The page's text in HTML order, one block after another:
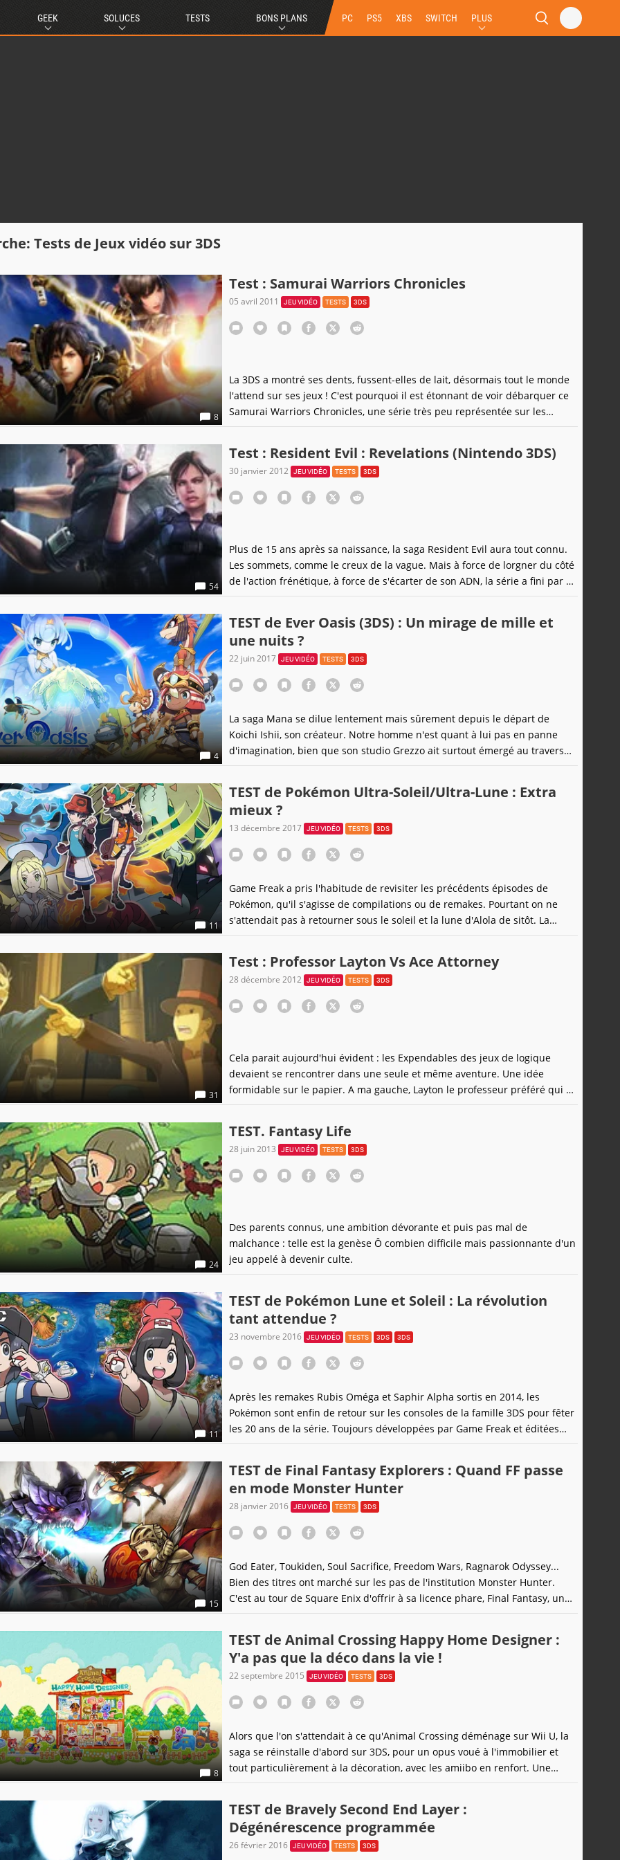
GEEK SOLUCES TESTS BONS PLANS PC PS5 XBS SWITCH PLUS
Tests de Jeux vidéo sur 3DS
8
Test : Samurai Warriors Chronicles
05 avril 2011 JEU VIDÉO TESTS 3DS
La 3DS a montré ses dents, fussent-elles de lait, désormais tout le monde
l'attend sur ses jeux ! C'est pourquoi il est étonnant de voir débarquer ce
Samurai Warriors Chronicles, une série très peu représentée sur les
consoles Nintendo et qui n'a jamais déplacé des foules de ce côté de
3D ? Rien
54
Test : Resident Evil : Revelations (Nintendo 3DS)
30 janvier 2012 JEU VIDÉO TESTS 3DS
Plus de 15 ans après sa naissance, la saga Resident Evil aura tout connu.
Les sommets, comme le creux de la vague. Mais à force de lorgner du côté
de l'action frénétique, à force de s'écarter de son ADN, la série a fini par se
perdre aux yeux de ses fans les plus convaincus. Perdue en eaux troubles
épisode
4
TEST de Ever Oasis (3DS) : Un mirage de mille et
une nuits ?
22 juin 2017 JEU VIDÉO TESTS 3DS
La saga Mana se dilue lentement mais sûrement depuis le départ de
Koichi Ishii, son créateur. Notre homme n'est quant à lui pas en panne
d'imagination, bien que son studio Grezzo ait surtout émergé au travers
des remakes de Zelda sur 3DS. Ever Oasis s'aventure en effet dans le
l'Action-RPG, saupoudré ici de graines
11
TEST de Pokémon Ultra-Soleil/Ultra-Lune : Extra
mieux ?
13 décembre 2017 JEU VIDÉO TESTS 3DS
Game Freak a pris l'habitude de revisiter les précédents épisodes de
Pokémon, qu'il s'agisse de compilations ou de remakes. Pourtant on ne
s'attendait pas à retourner sous le soleil et la lune d'Alola de sitôt. La
Pokémon Company voudrait-elle clore rapidement le chapitre 3DS de la
surtout, ces crus Ultra
31
Test : Professor Layton Vs Ace Attorney
28 décembre 2012 JEU VIDÉO TESTS 3DS
Cela parait aujourd'hui évident : les Expendables des jeux de logique
devaient se rencontrer dans une seule et même aventure. Une idée
formidable sur le papier. A ma gauche, Layton le professeur préféré qui a
su séduire aussi bien les gamers que les ménagères. A ma droite, l'avocat
films animés et même de
24
TEST. Fantasy Life
28 juin 2013 JEU VIDÉO TESTS 3DS
Des parents connus, une ambition dévorante et puis pas mal de
malchance : telle est la genèse Ô combien difficile mais passionnante d'un
jeu appelé à devenir culte.
11
TEST de Pokémon Lune et Soleil : La révolution
tant attendue ?
23 novembre 2016 JEU VIDÉO TESTS 3DS 3DS
Après les remakes Rubis Oméga et Saphir Alpha sortis en 2014, les
Pokémon sont enfin de retour sur les consoles de la famille 3DS pour fêter
les 20 ans de la série. Toujours développées par Game Freak et éditées
par Nintendo et The Pokémon Company, les nouvelles versions Lune et
sérieusement dater. Pour ce faire, on
15
TEST de Final Fantasy Explorers : Quand FF passe
en mode Monster Hunter
28 janvier 2016 JEU VIDÉO TESTS 3DS
God Eater, Toukiden, Soul Sacrifice, Freedom Wars, Ragnarok Odyssey...
Bien des titres ont marché sur les pas de l'institution Monster Hunter.
C'est au tour de Square Enix d'offrir à sa licence phare, Final Fantasy, un
spin-off dédié à la chasse au monstre en coopération. Sorti au Japon en
dans nos contrées,
8
TEST de Animal Crossing Happy Home Designer :
Y'a pas que la déco dans la vie !
22 septembre 2015 JEU VIDÉO TESTS 3DS
Alors que l'on s'attendait à ce qu'Animal Crossing déménage sur Wii U, la
saga se réinstalle d'abord sur 3DS, pour un opus voué à l'immobilier et
tout particulièrement à la décoration, avec les amiibo en renfort. Une
bonne initiative ?
TEST de Bravely Second End Layer :
Dégénérescence programmée
26 février 2016 JEU VIDÉO TESTS 3DS